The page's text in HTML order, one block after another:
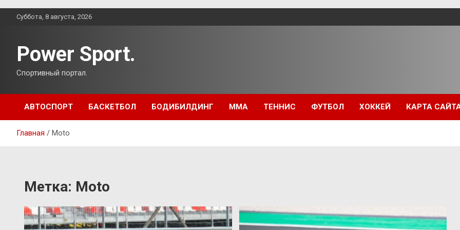
ПерейтиСуббота, 8 августа, 2026
Power Sport.
Спортивный портал.
АВТОСПОРТ БАСКЕТБОЛ БОДИБИЛДИНГ ММА ТЕННИС ФУТБОЛ ХОККЕЙ КАРТА
Главная Moto
Метка: Moto